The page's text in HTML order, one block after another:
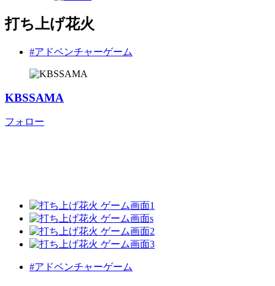
打ち上げ花火
#アドベンチャーゲーム
KBSSAMA
フォロー
#アドベンチャーゲーム